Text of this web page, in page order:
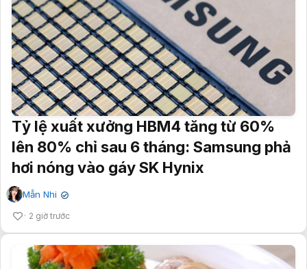
Tỷ lệ xuất xưởng HBM4 tăng từ 60%
lên 80% chỉ sau 6 tháng: Samsung phả
hơi nóng vào gáy SK Hynix
Mẫn Nhi ✔
2 giờ trước